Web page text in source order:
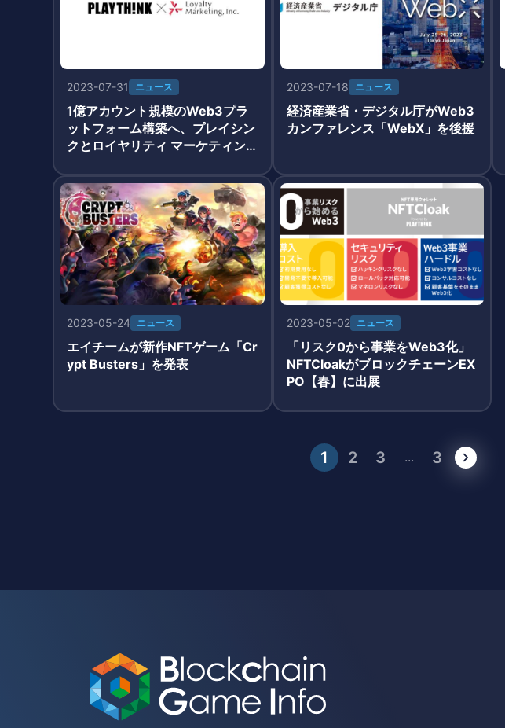
2023-07-31 ニュース
1億アカウント規模のWeb3プラ
ットフォーム構築へ、プレイシン
クとロイヤリティ マーケティン
2023-07-18 ニュース
経済産業省・デジタル庁がWeb3
カンファレンス「WebX」を後援
2023-05-24 ニュース
エイチームが新作NFTゲーム「Cr
ypt Busters」を発表
2023-05-02 ニュース
「リスク0から事業をWeb3化」
NFTCloakがブロックチェーンEX
PO【春】に出展
1 2 3 ... 3